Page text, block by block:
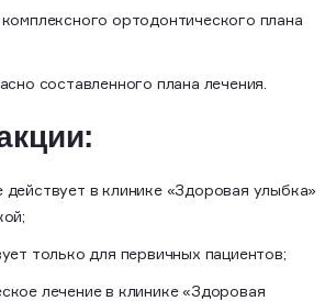
ортодонтического плана
составленного плана лечения.
в клинике «Здоровая улыбка»
только для первичных пациентов;
лечение в клинике «Здоровая